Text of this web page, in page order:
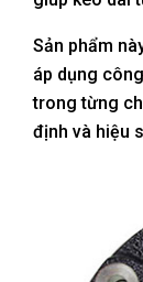
Sản phẩm
áp dụng
trong từng
định và hiệu